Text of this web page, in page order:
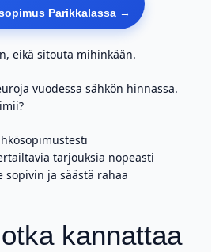
Parikkalassa →
eikä sitouta mihinkään.
vuodessa sähkön hinnassa.
tarjouksia nopeasti
sopivin ja säästä rahaa
kannattaa